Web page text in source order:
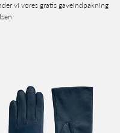
vi vores gratis gaveindpakning